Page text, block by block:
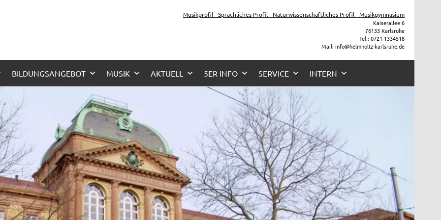
Gymnasium KarlsruheMusikprofil - Sprachliches Profil - Naturwissenschaftliches Profil - Musikgymnasium
Kaiserallee 6
76133 Karlsruhe
Tel.: 0721-1334518
Mail: info@helmholtz-karlsruhe.de
BILDUNGSANGEBOT MUSIK AKTUELL 5ER INFO SERVICE INTERN